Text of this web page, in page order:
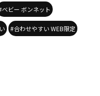
ベビー ボンネット
#合わせやすい WEB限定